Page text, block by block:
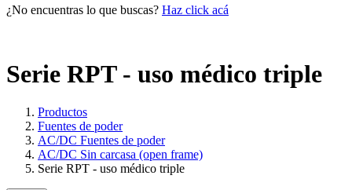
¿No encuentras lo que buscas? Haz click acá
Serie RPT - uso médico triple
Productos
Fuentes de poder
AC/DC Fuentes de poder
AC/DC Sin carcasa (open frame)
Serie RPT - uso médico triple